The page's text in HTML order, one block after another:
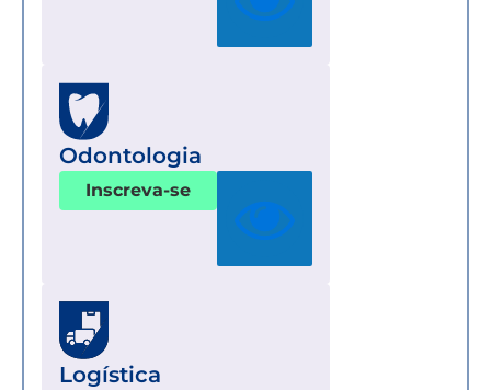
Odontologia
Inscreva-se
Logística